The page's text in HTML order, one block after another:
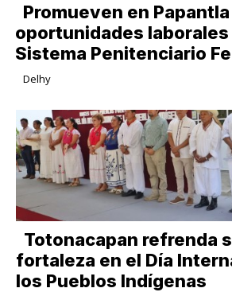
Promueven en Papantla
oportunidades laborales
Sistema Penitenciario
Delhy
Totonacapan refrenda
fortaleza en el Día
los Pueblos Indígenas